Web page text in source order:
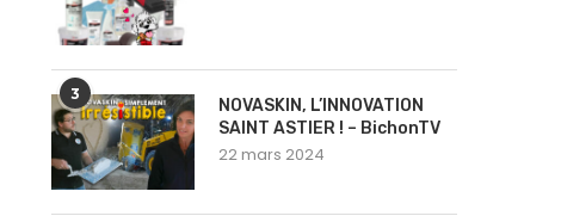
3
NOVASKIN, L’INNOVATION
SAINT ASTIER ! – BichonTV
22 mars 2024